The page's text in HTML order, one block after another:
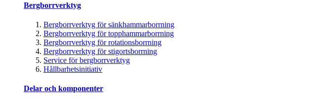
Bergborrverktyg
Bergborrverktyg för sänkhammarborrning
Bergborrverktyg för topphammarborrning
Bergborrverktyg för rotationsborrning
Bergborrverktyg för stigortsborrning
Service för bergborrverktyg
Hållbarhetsinitiativ
Delar och komponenter